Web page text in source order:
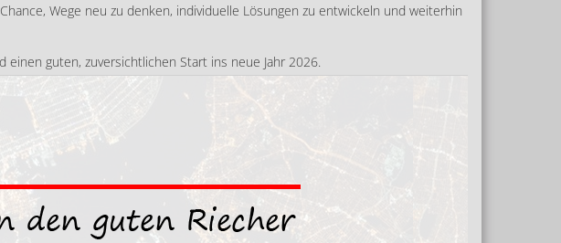
Wege neu zu denken, individuelle Lösungen zu entwickeln und weiterhin
guten, zuversichtlichen Start ins neue Jahr 2026.